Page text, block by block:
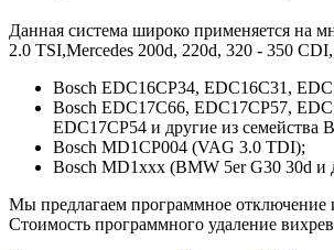
Данная система широко применяется на
2.0 TSI,Mercedes 200d, 220d, 320 - 350
Bosch EDC16CP34, EDC16C31,
Bosch EDC17C66, EDC17CP57,
EDC17CP54 и другие из семейства
Bosch MD1CP004 (VAG 3.0 TDI);
Bosch MD1xxx (BMW 5er G30 30d и
Мы предлагаем программное отключение
Стоимость программного удаление